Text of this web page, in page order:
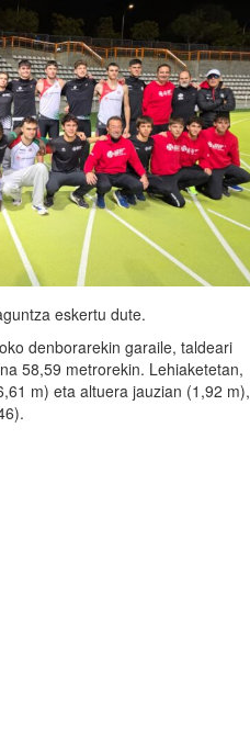
eskertu dute.
denborarekin garaile, taldeari
58,59 metrorekin. Lehiaketetan,
m) eta altuera jauzian (1,92 m),